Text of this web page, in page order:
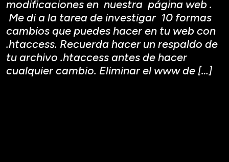
modificaciones en nuestra página web .
Me di a la tarea de investigar 10 formas
cambios que puedes hacer en tu web con
.htaccess. Recuerda hacer un respaldo de
tu archivo .htaccess antes de hacer
cualquier cambio. Eliminar el www de […]